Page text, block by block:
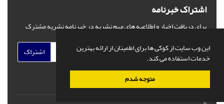
این وب سایت از کوکی ها برای اطمینان از ارائه بهترین
خدمات استفاده می کند.
متوجه شدم
اشتراک خبرنامه
برای دریافت اخبار و اطلاعیه های مهم نشریه در خبرنامه نشریه مشترک
اشتراک